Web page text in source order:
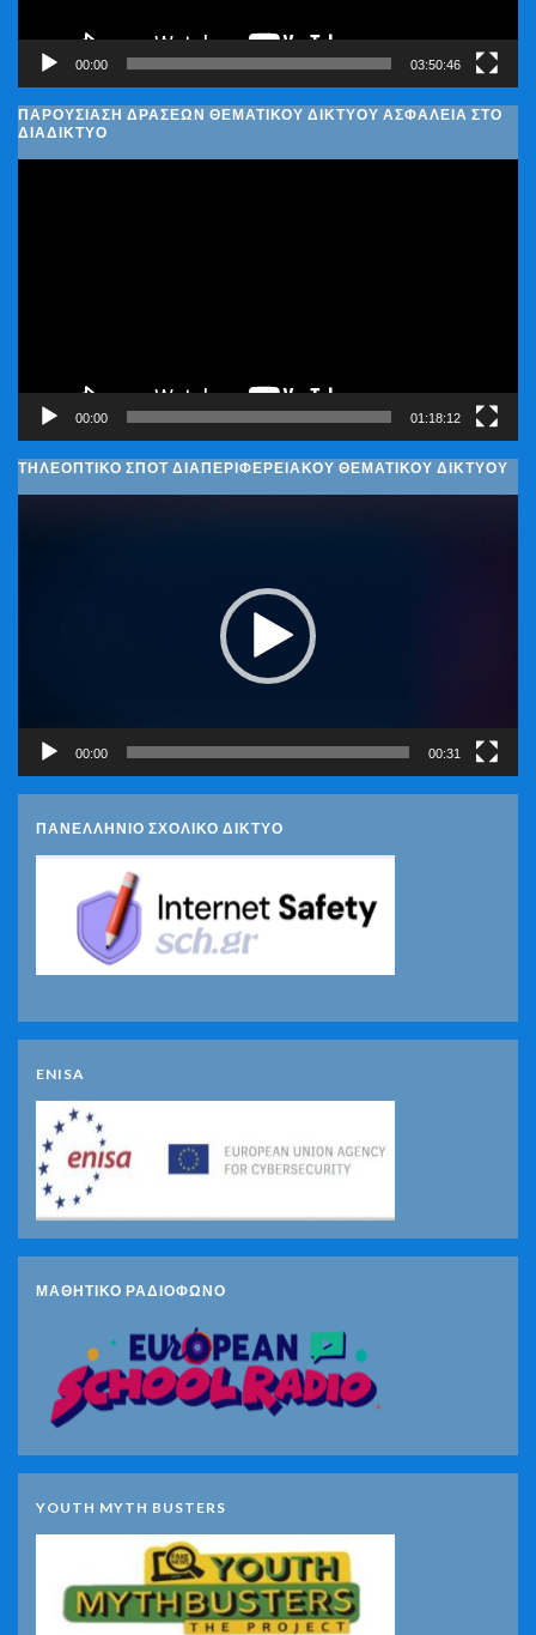
00:00 03:50:46
ΠΑΡΟΥΣΊΑΣΗ ΔΡΆΣΕΩΝ ΘΕΜΑΤΙΚΟΎ ΔΙΚΤΎΟΥ ΑΣΦΆΛΕΙΑ ΣΤΟ
ΔΙΑΔΊΚΤΥΟ
00:00 01:18:12
ΤΗΛΕΟΠΤΙΚΟ ΣΠΟΤ ΔΙΑΠΕΡΙΦΕΡΕΙΑΚΟΥ ΘΕΜΑΤΙΚΟΥ ΔΙΚΤΥΟΥ
00:00 00:31
ΠΑΝΕΛΛΗΝΙΟ ΣΧΟΛΙΚΟ ΔΙΚΤΥΟ
ENISA
ΜΑΘΗΤΙΚΟ ΡΑΔΙΟΦΩΝΟ
YOUTH MYTH BUSTERS